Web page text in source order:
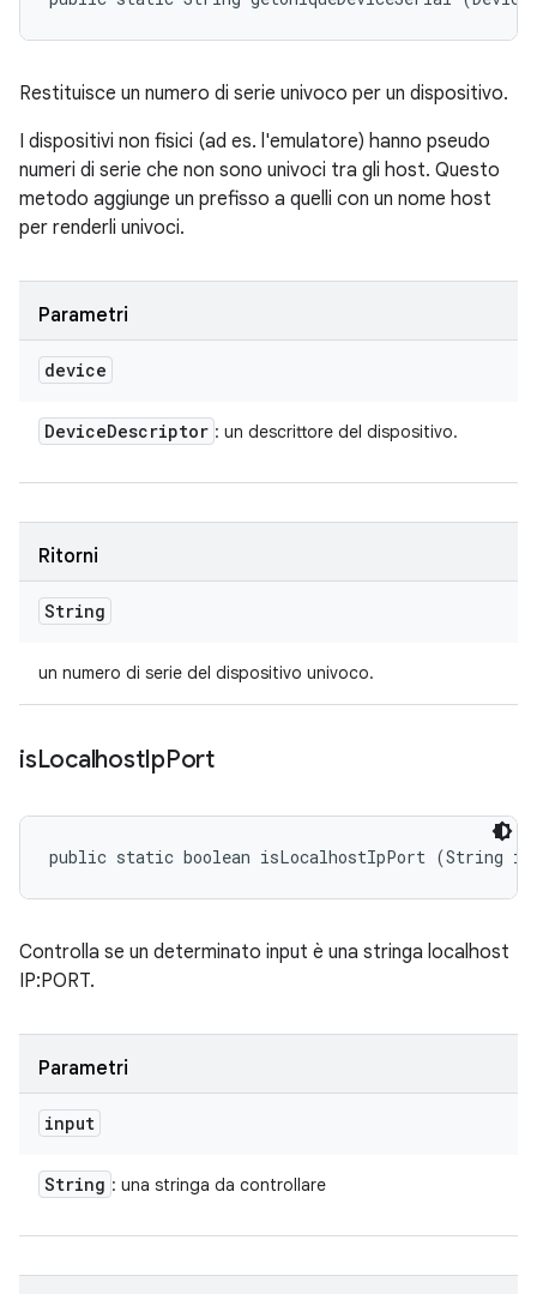
Restituisce un numero di serie univoco per un dispositivo.
I dispositivi non fisici (ad es. l'emulatore) hanno pseudo
numeri di serie che non sono univoci tra gli host. Questo
metodo aggiunge un prefisso a quelli con un nome host
per renderli univoci.
Parametri
device
DeviceDescriptor : un descrittore del dispositivo.
Ritorni
String
un numero di serie del dispositivo univoco.
isLocalhostIpPort
public static boolean isLocalhostIpPort (String
Controlla se un determinato input è una stringa localhost
IP:PORT.
Parametri
input
String : una stringa da controllare